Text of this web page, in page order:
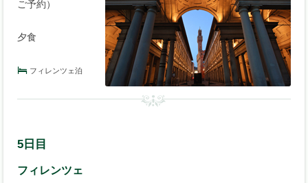
ご予約）
夕食
フィレンツェ泊
5日目
フィレンツェ